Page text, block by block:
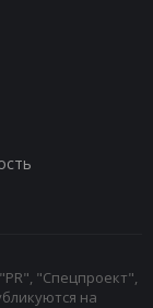
"Спецпроект",
на